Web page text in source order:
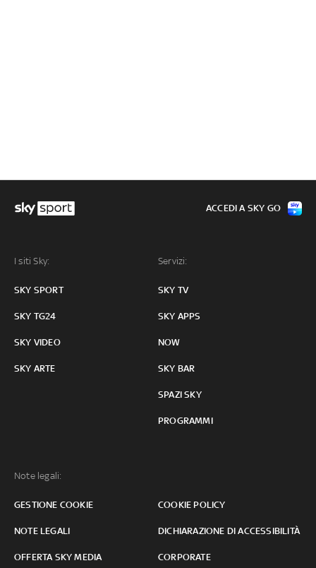
I siti Sky:
SKY SPORT
SKY TG24
SKY VIDEO
SKY ARTE
Servizi:
SKY TV
SKY APPS
NOW
SKY BAR
SPAZI SKY
PROGRAMMI
Note legali:
GESTIONE COOKIE COOKIE POLICY
NOTE LEGALI DICHIARAZIONE DI ACCESSIBILITÀ
OFFERTA SKY MEDIA CORPORATE
ACCEDI A SKY GO